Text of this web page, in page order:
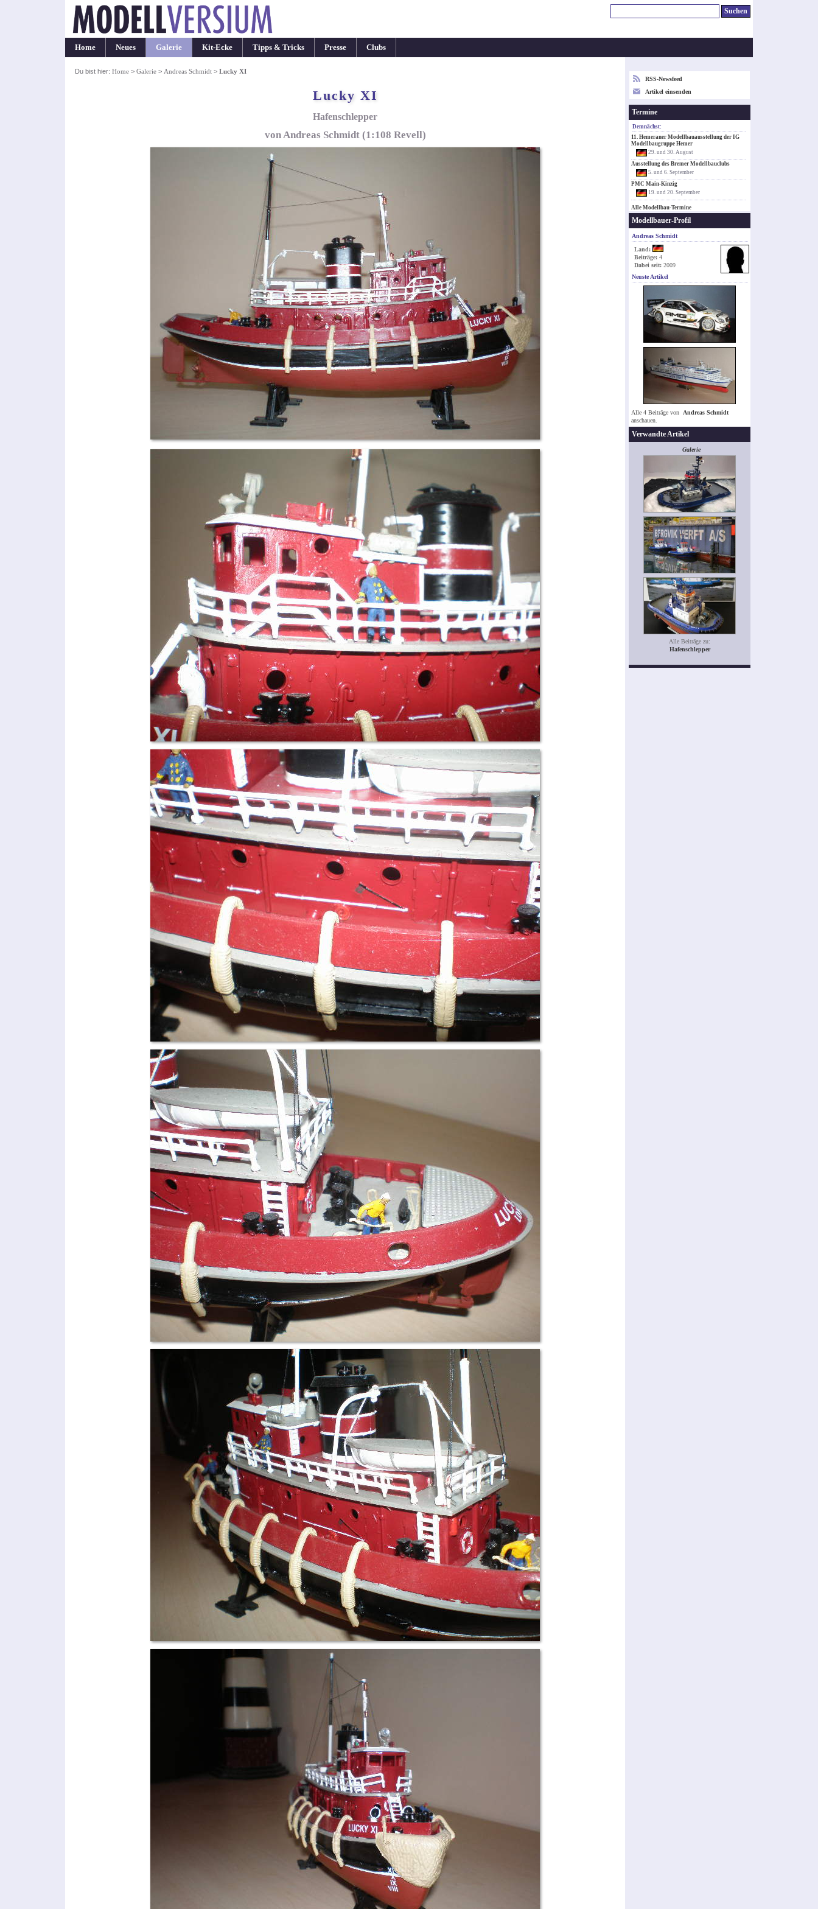
Home Neues Galerie Kit-Ecke Tipps & Tricks Presse Clubs
Du bist hier: Home> Galerie> Andreas Schmidt> Lucky XI
Lucky XI
Hafenschlepper
von Andreas Schmidt (1:108 Revell)
RSS-Newsfeed
Artikel einsenden
Termine
Demnächst:
11. Hemeraner Modellbauausstellung der IG
Modellbaugruppe Hemer
29. und 30. August
Ausstellung des Bremer Modellbauclubs
5. und 6. September
PMC Main-Kinzig
19. und 20. September
Alle Modellbau-Termine
Modellbauer-Profil
Andreas Schmidt
Land:
Beiträge: 4
Dabei seit: 2009
Neuste Artikel
Alle 4 Beiträge von Andreas Schmidt
anschauen.
Verwandte Artikel
Galerie
Alle Beiträge zu:
Hafenschlepper